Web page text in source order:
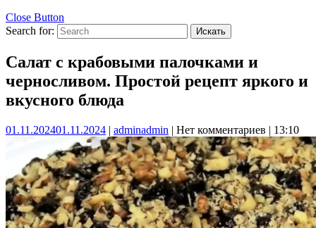
Close Button
Search for:
Салат с крабовыми палочками и
черносливом. Простой рецепт яркого и
вкусного блюда
01.11.202401.11.2024 | adminadmin | Нет комментариев | 13:10